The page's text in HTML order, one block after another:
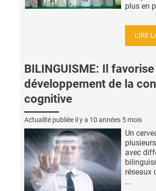
plus en
LIRE
BILINGUISME: Il
développement de la
cognitive
Actualité publiée il y a 10 années 5 mois
Un
avec
réseaux
...